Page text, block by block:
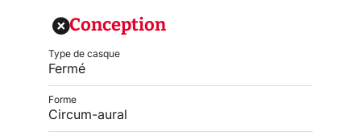
Conception
Type de casque
Fermé
Forme
Circum-aural